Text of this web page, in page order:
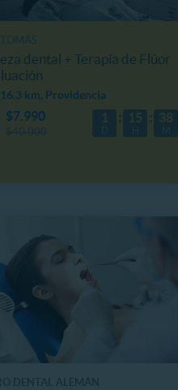
dental + Terapia de Flúor
km, Providencia
1 15 38
$7.990